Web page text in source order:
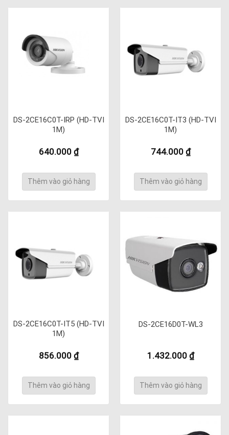
DS-2CE16C0T-IRP (HD-TVI
1M)
640.000 ₫
Thêm vào giỏ hàng
DS-2CE16C0T-IT3 (HD-TVI
1M)
744.000 ₫
Thêm vào giỏ hàng
DS-2CE16C0T-IT5 (HD-TVI
1M)
856.000 ₫
Thêm vào giỏ hàng
DS-2CE16D0T-WL3
1.432.000 ₫
Thêm vào giỏ hàng